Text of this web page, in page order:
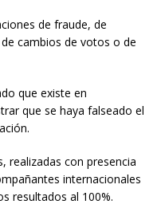
de fraude, de
cambios de votos o de
que existe en
que se haya falseado el
realizadas con presencia
internacionales
resultados al 100%.